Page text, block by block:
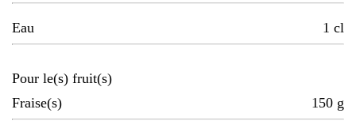
Eau 1 cl
Pour le(s) fruit(s)
Fraise(s)
150 g